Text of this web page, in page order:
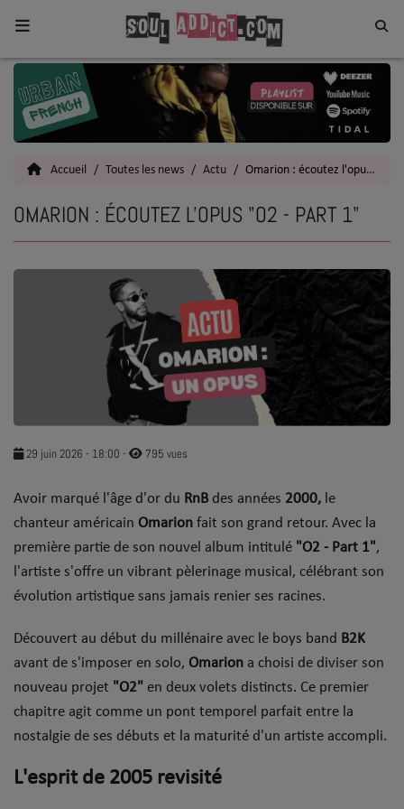
Home
Toutes les News
Actu
5 bonnes raisons
Dans la Street
C quoi ton Actu ?
Mic 2 Rue
Première Fois
URBAN CULTURE
Accueil Toutes les news Actu Omarion : écoutez l'opus "O2 - Part 1"
OMARION : ÉCOUTEZ L'OPUS "O2 - PART 1"
29 juin 2026 - 18:00 - 795 vues
Avoir marqué l'âge d'or du RnB des années 2000, le
chanteur américain Omarion fait son grand retour. Avec la
première partie de son nouvel album intitulé "O2 - Part 1",
l'artiste s'offre un vibrant pèlerinage musical, célébrant son
évolution artistique sans jamais renier ses racines.
​Découvert au début du millénaire avec le boys band B2K
avant de s'imposer en solo, Omarion a choisi de diviser son
nouveau projet "O2" en deux volets distincts. Ce premier
chapitre agit comme un pont temporel parfait entre la
nostalgie de ses débuts et la maturité d'un artiste accompli.
​L'esprit de 2005 revisité